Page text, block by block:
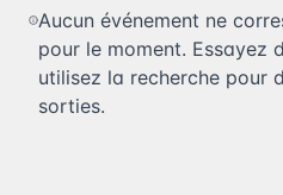
Aucun événement ne
pour le moment. Essayez
utilisez la recherche pour
sorties.